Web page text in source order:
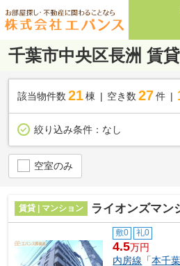
千葉市中央区長洲 賃
該当物件数 21棟 空き数 27 件
絞り込み条件： なし
空室のみ
賃貸 | マンション ライオンズマン
敷0 礼0
4.5万円
内房線 「本千葉